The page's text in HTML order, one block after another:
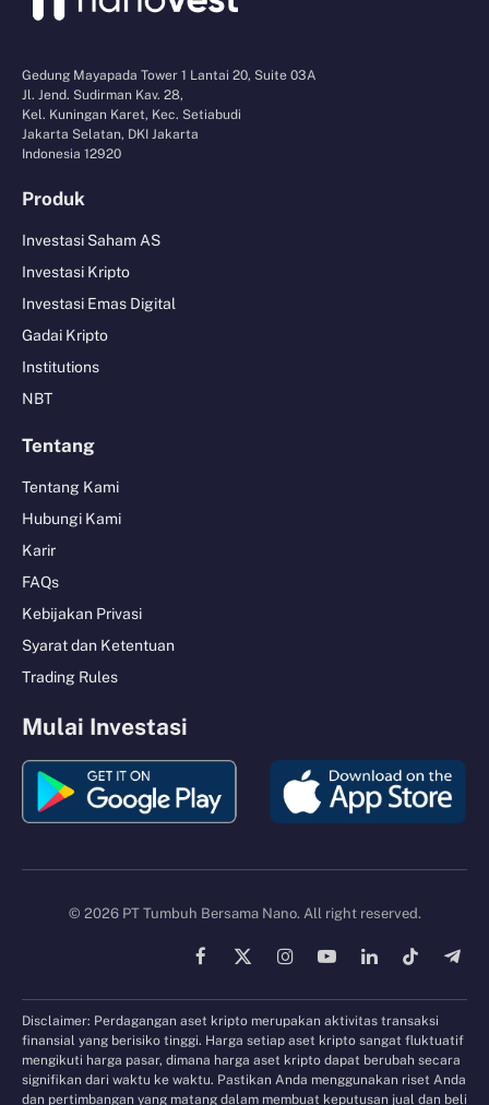
Gedung Mayapada Tower 1 Lantai 20, Suite 03A
Jl. Jend. Sudirman Kav. 28,
Kel. Kuningan Karet, Kec. Setiabudi
Jakarta Selatan, DKI Jakarta
Indonesia 12920
Produk
Investasi Saham AS
Investasi Kripto
Investasi Emas Digital
Gadai Kripto
Institutions
NBT
Tentang
Tentang Kami
Hubungi Kami
Karir
FAQs
Kebijakan Privasi
Syarat dan Ketentuan
Trading Rules
Mulai Investasi
© 2026 PT Tumbuh Bersama Nano. All right reserved.
Facebook
X
InstagramYouTubeLinkedInTikTok
Disclaimer: Perdagangan aset kripto merupakan aktivitas transaksi
finansial yang berisiko tinggi. Harga setiap aset kripto sangat fluktuatif
mengikuti harga pasar, dimana harga aset kripto dapat berubah secara
signifikan dari waktu ke waktu. Pastikan Anda menggunakan riset Anda
dan pertimbangan yang matang dalam membuat keputusan jual dan beli